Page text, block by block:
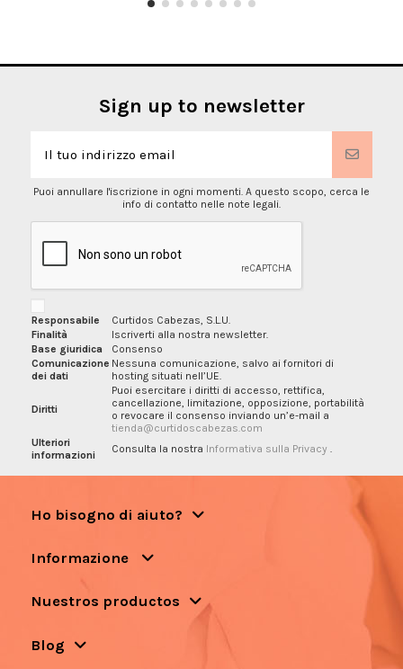
Sign up to newsletter
Puoi annullare l'iscrizione in ogni momenti. A questo scopo, cerca le
info di contatto nelle note legali.
Responsabile
Curtidos Cabezas, S.L.U.
Finalità
Iscriverti alla nostra newsletter.
Base giuridica
Consenso
Comunicazione
dei dati
Nessuna comunicazione, salvo ai fornitori di
hosting situati nell’UE.
Diritti
Puoi esercitare i diritti di accesso, rettifica,
cancellazione, limitazione, opposizione, portabilità
o revocare il consenso inviando un’e-mail a
tienda@curtidoscabezas.com
Ulteriori
informazioni
Consulta la nostra Informativa sulla Privacy .
Ho bisogno di aiuto?
Informazione
Nuestros productos
Blog